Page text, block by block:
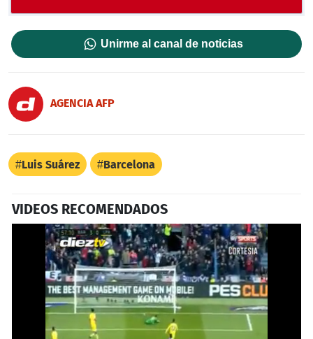
Unirme al canal de noticias
AGENCIA AFP
Luis Suárez Barcelona
VIDEOS RECOMENDADOS